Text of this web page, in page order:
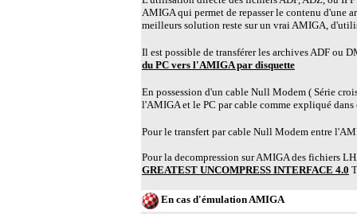
AMIGA qui permet de repasser le contenu d'une
meilleurs solution reste sur un vrai AMIGA,
Il est possible de transférer les archives ADF ou
du PC vers l'AMIGA par disquette
En possession d'un cable Null Modem ( Série
l'AMIGA et le PC par cable comme expliqué
Pour le transfert par cable Null Modem entre
Pour la decompression sur AMIGA des fichiers
GREATEST UNCOMPRESS INTERFACE 4.0
En cas d'émulation AMIGA